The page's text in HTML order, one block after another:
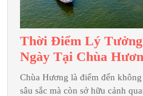
Thời Điểm Lý
Ngày Tại Chùa
Chùa Hương là điểm đến
sâu sắc mà còn sở hữu cảnh